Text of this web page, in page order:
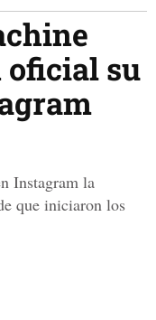
oficial su
Instagram la
que iniciaron los